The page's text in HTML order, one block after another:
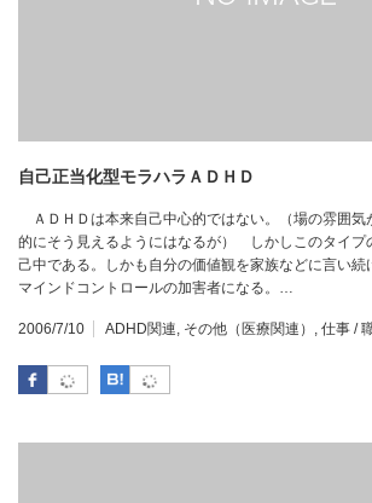
自己正当化型モラハラＡＤＨＤ
ＡＤＨＤは本来自己中心的ではない。（場の雰囲気
的にそう見えるようにはなるが） しかしこのタイプ
己中である。しかも自分の価値観を家族などに言い続
マインドコントロールの加害者になる。…
2006/7/10 ADHD関連, その他（医療関連） , 仕事 /
Facebook はてなブックマーク